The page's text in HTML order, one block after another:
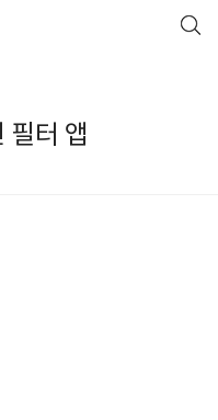
필터 앱